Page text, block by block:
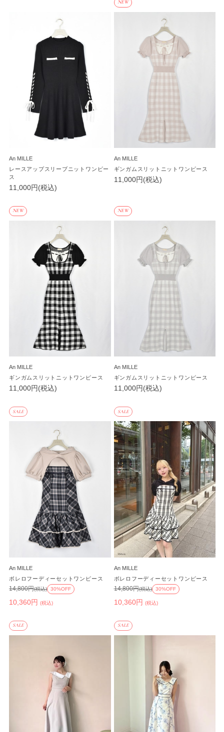
An MILLE
レースアップスリーブニットワンピー
ス
11,000円(税込)
NEW
An MILLE
ギンガムスリットニットワンピース
11,000円(税込)
NEW
An MILLE
ギンガムスリットニットワンピース
11,000円(税込)
NEW
An MILLE
ギンガムスリットニットワンピース
11,000円(税込)
SALE
An MILLE
ボレロフーディーセットワンピース
10,360円 (税込)
14,800円(税込) 30%OFF
SALE
An MILLE
ボレロフーディーセットワンピース
10,360円 (税込)
14,800円(税込) 30%OFF
SALE SALE